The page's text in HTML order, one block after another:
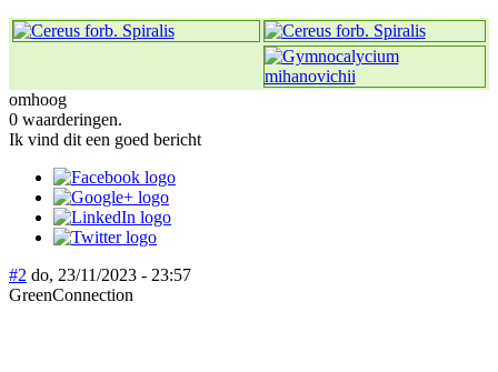
omhoog
0 waarderingen.
Ik vind dit een goed bericht
#2 do, 23/11/2023 - 23:57
GreenConnection